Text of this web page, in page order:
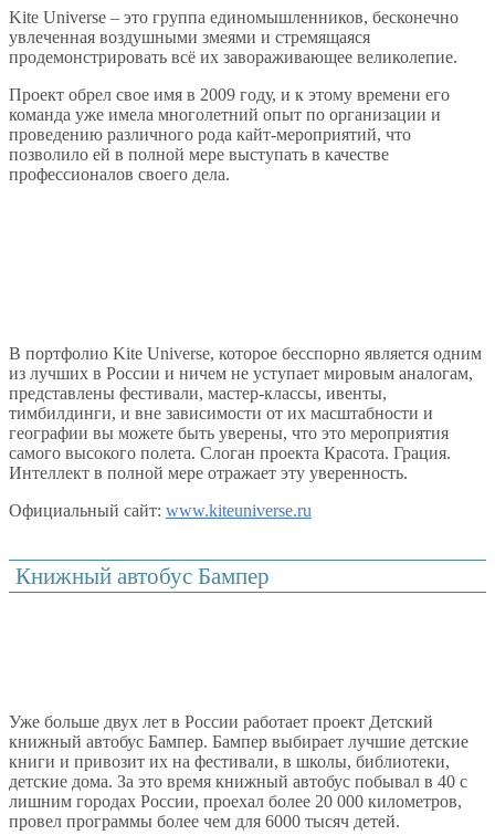
Kite Universe – это группа единомышленников, бесконечно
увлеченная воздушными змеями и стремящаяся
продемонстрировать всё их завораживающее великолепие.
Проект обрел свое имя в 2009 году, и к этому времени его
команда уже имела многолетний опыт по организации и
проведению различного рода кайт-мероприятий, что
позволило ей в полной мере выступать в качестве
профессионалов своего дела.
В портфолио Kite Universe, которое бесспорно является одним
из лучших в России и ничем не уступает мировым аналогам,
представлены фестивали, мастер-классы, ивенты,
тимбилдинги, и вне зависимости от их масштабности и
географии вы можете быть уверены, что это мероприятия
самого высокого полета. Слоган проекта Красота. Грация.
Интеллект в полной мере отражает эту уверенность.
Официальный сайт: www.kiteuniverse.ru
Книжный автобус Бампер
Уже больше двух лет в России работает проект Детский
книжный автобус Бампер. Бампер выбирает лучшие детские
книги и привозит их на фестивали, в школы, библиотеки,
детские дома. За это время книжный автобус побывал в 40 с
лишним городах России, проехал более 20 000 километров,
провел программы более чем для 6000 тысяч детей.